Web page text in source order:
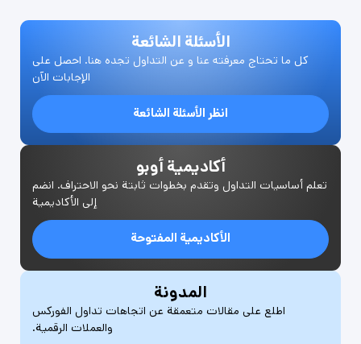
الأسئلة الشائعة
كل ما تحتاج معرفته عنا و عن التداول تجده هنا. احصل على
الإجابات الآن
انظر الأسئلة الشائعة
أكاديمية أوبو
تعلم أساسيات التداول وتقدم بخطوات ثابتة نحو الاحتراف. انضم
إلى الأكاديمية
الأكاديمية المفتوحة
المدونة
اطلع على مقالات متعمقة عن اتجاهات تداول الفوركس
والعملات الرقمية.